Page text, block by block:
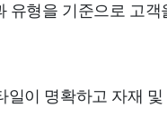
유형을 기준으로 고
일이 명확하고 자재